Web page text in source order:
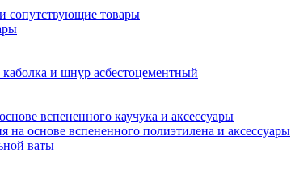
сопутствующие товары
и шнур асбестоцементный
вспененного каучука и аксессуары
на основе вспененного полиэтилена и аксессуары
ваты